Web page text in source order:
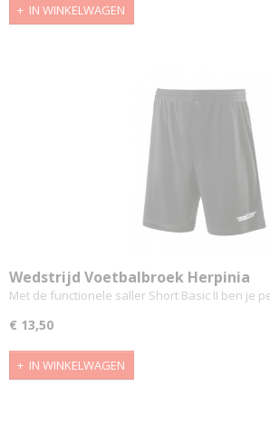
IN WINKELWAGEN
Wedstrijd Voetbalbroek Herpinia
Met de functionele saller Short Basic II ben je
€ 13,50
IN WINKELWAGEN